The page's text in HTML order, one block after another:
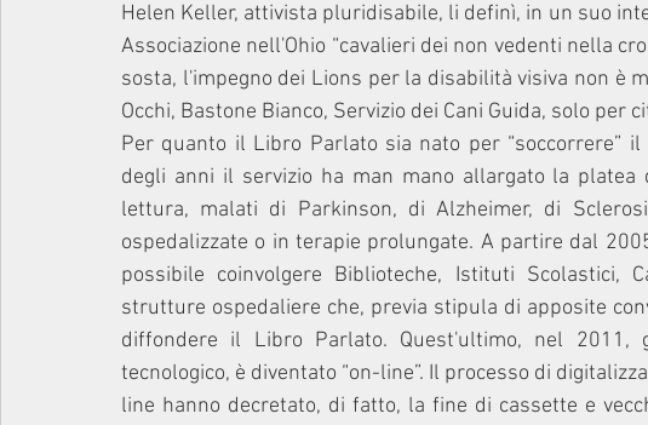
Helen Keller, attivista pluridisabile, li definì, in un suo
Associazione nell'Ohio “cavalieri dei non vedenti nella
sosta, l'impegno dei Lions per la disabilità visiva non è
Occhi, Bastone Bianco, Servizio dei Cani Guida, solo per
Per quanto il Libro Parlato sia nato per “soccorrere”
degli anni il servizio ha man mano allargato la
lettura, malati di Parkinson, di Alzheimer, di
ospedalizzate o in terapie prolungate. A partire dal
possibile coinvolgere Biblioteche, Istituti Scolastici,
strutture ospedaliere che, previa stipula di apposite
diffondere il Libro Parlato. Quest'ultimo, nel 2011,
tecnologico, è diventato “on-line”. Il processo di
line hanno decretato, di fatto, la fine di cassette e